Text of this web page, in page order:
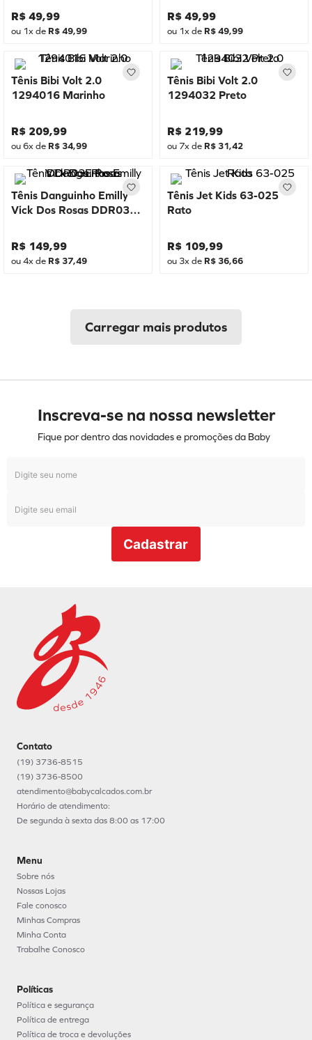
R$ 49,99
ou 1x de R$49,99
R$ 49,99
ou 1x de R$49,99
Tênis Bibi Volt 2.0
1294016 Marinho
R$ 209,99
ou6x de R$ 34,99
Tênis Bibi Volt 2.0
1294032 Preto
R$ 219,99
ou 7x de R$ 31,42
Tênis Danguinho Emilly
Vick Dos Rosas DDR03E
R$ 149,99
ou4x de R$ 37,49
Tênis Jet Kids 63-025
Rato
R$ 109,99
ou 3x de R$ 36,66
Inscreva-se na nossa newsletter
Fique por dentro das novidades e promoções da Baby
Cadastrar
Contato
(19) 3736-8515
(19) 3736-8500
atendimento@babycalcados.com.br
Horário de atendimento:
De segunda à sexta das 8:00 as 17:00
Menu
Sobre nós
Nossas Lojas
Fale conosco
Minhas Compras
Minha Conta
Trabalhe Conosco
Políticas
Política e segurança
Política de entrega
Política de troca e devoluções